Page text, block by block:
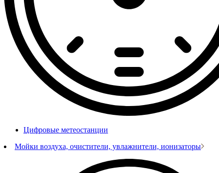
Цифровые метеостанции
Мойки воздуха, очистители, увлажнители, ионизаторы